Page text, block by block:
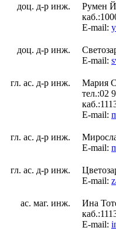
доц. д-р инж.
Румен
E-mail:
доц. д-р инж.
E-mail:
гл. ас. д-р инж.
Мария
тел.:02
E-mail:
гл. ас. д-р инж.
E-mail:
гл. ас. д-р инж.
E-mail:
ас. маг. инж.
Ина
E-mail: